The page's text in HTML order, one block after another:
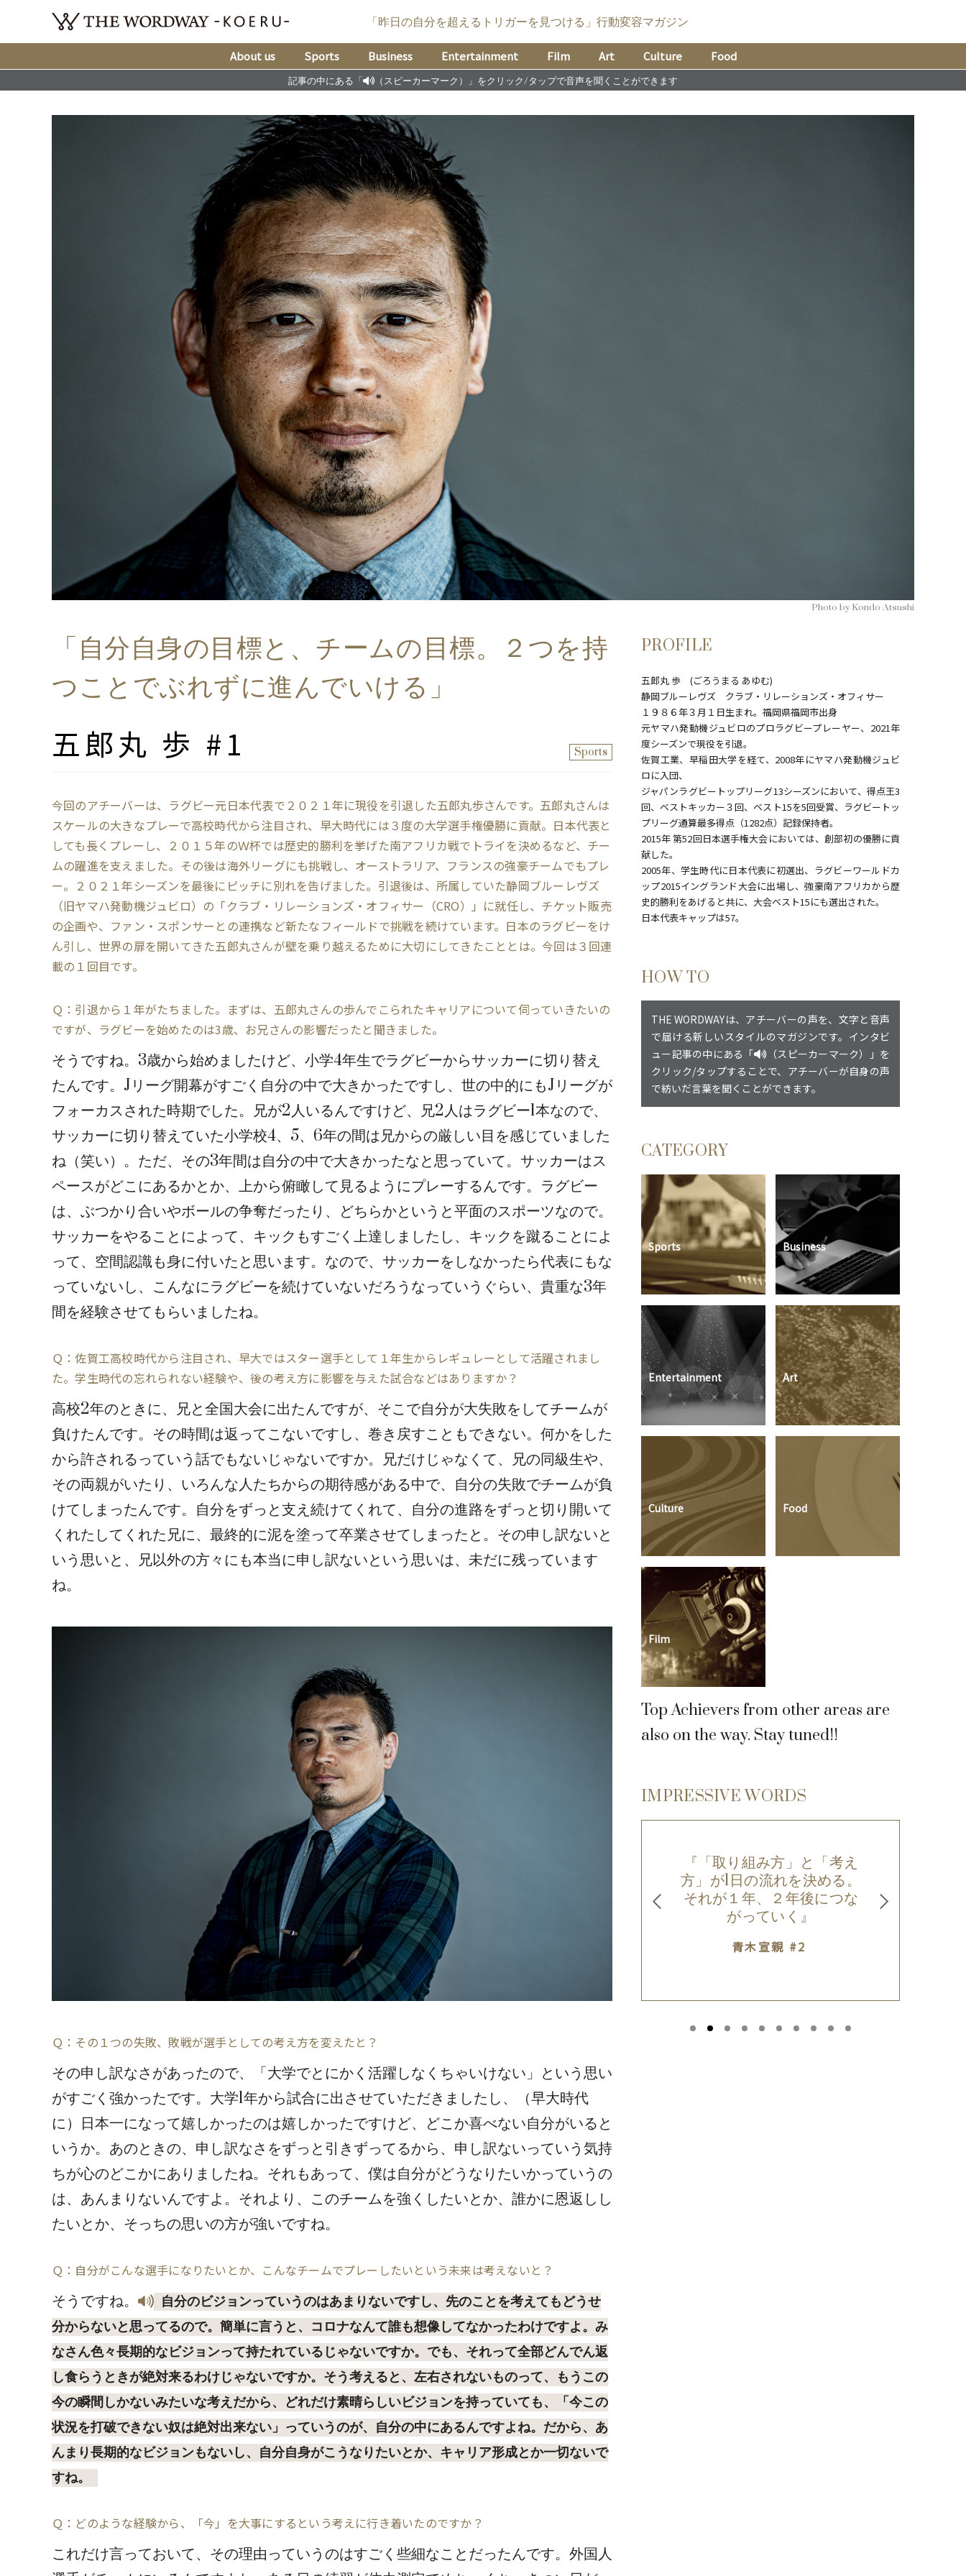
「昨日の自分を超えるトリガーを見つける」 行動変容マガジン
About us Sports Business Entertainment Film Art Culture Food
記事の中にある「 （スピーカーマーク）」をクリック/タップで音声を聞くことができます
Photo by Kondo Atsushi
「自分自身の目標と、チームの目標。２つを持
つことでぶれずに進んでいける」
五郎丸 歩 #1 Sports
今回のアチーバーは、ラグビー元日本代表で２０２１年に現役を引退した五郎丸歩さんです。五郎丸さんは
スケールの大きなプレーで高校時代から注目され、早大時代には３度の大学選手権優勝に貢献。日本代表と
しても長くプレーし、２０１５年のＷ杯では歴史的勝利を挙げた南アフリカ戦でトライを決めるなど、チー
ムの躍進を支えました。その後は海外リーグにも挑戦し、オーストラリア、フランスの強豪チームでもプレ
ー。２０２１年シーズンを最後にピッチに別れを告げました。引退後は、所属していた静岡ブルーレヴズ
（旧ヤマハ発動機ジュビロ）の「クラブ・リレーションズ・オフィサー（CRO）」に就任し、チケット販売
の企画や、ファン・スポンサーとの連携など新たなフィールドで挑戦を続けています。日本のラグビーをけ
ん引し、世界の扉を開いてきた五郎丸さんが壁を乗り越えるために大切にしてきたこととは。今回は３回連
載の１回目です。
Ｑ：引退から１年がたちました。まずは、五郎丸さんの歩んでこられたキャリアについて伺っていきたいの
ですが、ラグビーを始めたのは3歳、お兄さんの影響だったと聞きました。
そうですね。3歳から始めましたけど、小学4年生でラグビーからサッカーに切り替え
たんです。Jリーグ開幕がすごく自分の中で大きかったですし、世の中的にもJリーグが
フォーカスされた時期でした。兄が2人いるんですけど、兄2人はラグビー1本なので、
サッカーに切り替えていた小学校4、5、6年の間は兄からの厳しい目を感じていました
ね（笑い）。ただ、その3年間は自分の中で大きかったなと思っていて。サッカーはス
ペースがどこにあるかとか、上から俯瞰して見るようにプレーするんです。ラグビー
は、ぶつかり合いやボールの争奪だったり、どちらかというと平面のスポーツなので。
サッカーをやることによって、キックもすごく上達しましたし、キックを蹴ることによ
って、空間認識も身に付いたと思います。なので、サッカーをしなかったら代表にもな
っていないし、こんなにラグビーを続けていないだろうなっていうぐらい、貴重な3年
間を経験させてもらいましたね。
Ｑ：佐賀工高校時代から注目され、早大ではスター選手として１年生からレギュレーとして活躍されまし
た。学生時代の忘れられない経験や、後の考え方に影響を与えた試合などはありますか？
高校2年のときに、兄と全国大会に出たんですが、そこで自分が大失敗をしてチームが
負けたんです。その時間は返ってこないですし、巻き戻すこともできない。何かをした
から許されるっていう話でもないじゃないですか。兄だけじゃなくて、兄の同級生や、
その両親がいたり、いろんな人たちからの期待感がある中で、自分の失敗でチームが負
けてしまったんです。自分をずっと支え続けてくれて、自分の進路をずっと切り開いて
くれたしてくれた兄に、最終的に泥を塗って卒業させてしまったと。その申し訳ないと
いう思いと、兄以外の方々にも本当に申し訳ないという思いは、未だに残っています
ね。
Ｑ：その１つの失敗、敗戦が選手としての考え方を変えたと？
その申し訳なさがあったので、「大学でとにかく活躍しなくちゃいけない」という思い
がすごく強かったです。大学1年から試合に出させていただきましたし、（早大時代
に）日本一になって嬉しかったのは嬉しかったですけど、どこか喜べない自分がいると
いうか。あのときの、申し訳なさをずっと引きずってるから、申し訳ないっていう気持
ちが心のどこかにありましたね。それもあって、僕は自分がどうなりたいかっていうの
は、あんまりないんですよ。それより、このチームを強くしたいとか、誰かに恩返しし
たいとか、そっちの思いの方が強いですね。
Ｑ：自分がこんな選手になりたいとか、こんなチームでプレーしたいという未来は考えないと？
そうですね。
自分のビジョンっていうのはあまりないですし、先のことを考えてもどうせ
分からないと思ってるので。簡単に言うと、コロナなんて誰も想像してなかったわけですよ。み
なさん色々長期的なビジョンって持たれているじゃないですか。でも、それって全部どんでん返
し食らうときが絶対来るわけじゃないですか。そう考えると、左右されないものって、もうこの
今の瞬間しかないみたいな考えだから、どれだけ素晴らしいビジョンを持っていても、「今この
状況を打破できない奴は絶対出来ない」っていうのが、自分の中にあるんですよね。だから、あ
んまり長期的なビジョンもないし、自分自身がこうなりたいとか、キャリア形成とか一切ないで
すね。
Ｑ：どのような経験から、「今」を大事にするという考えに行き着いたのですか？
これだけ言っておいて、その理由っていうのはすごく些細なことだったんです。外国人
PROFILE
五郎丸 歩 (ごろうまる あゆむ)
静岡ブルーレヴズ クラブ・リレーションズ・オフィサー
１９８６年３月１日生まれ。福岡県福岡市出身
元ヤマハ発動機ジュビロのプロラグビープレーヤー、2021年
度シーズンで現役を引退。
佐賀工業、早稲田大学を経て、2008年にヤマハ発動機ジュビ
ロに入団、
ジャパンラグビートップリーグ13シーズンにおいて、得点王3
回、ベストキッカー３回、ベスト15を5回受賞、ラグビートッ
プリーグ通算最多得点（1282点）記録保持者。
2015年 第52回日本選手権大会においては、創部初の優勝に貢
献した。
2005年、学生時代に日本代表に初選出、ラグビーワールドカ
ップ2015イングランド大会に出場し、強豪南アフリカから歴
史的勝利をあげると共に、大会ベスト15にも選出された。
日本代表キャップは57。
HOW TO
THE WORDWAYは、アチーバーの声を、文字と音声
で届ける新しいスタイルのマガジンです。インタビ
ュー記事の中にある「
（スピーカーマーク）」を
クリック/タップすることで、アチーバーが自身の声
で紡いだ言葉を聞くことができます。
CATEGORY
Sports Business
Entertainment Art
Culture Food
Film
Top Achievers from other areas are
also on the way. Stay tuned!!
IMPRESSIVE WORDS
『向いていることより、好
きなことをやればいい。
「無理だ」って言われて
も、それが一番長続きす
る』
前田哲 #３
『何か物事を達成したけれ
『「取り組み方」と「考え
方」が1日の流れを決める。
それが１年、２年後につな
がっていく』
青木宣親 #2